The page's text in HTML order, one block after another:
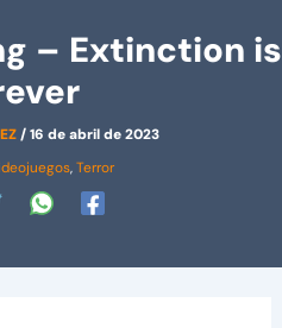
– Extinction is
/16 de abril de 2023
,Terror